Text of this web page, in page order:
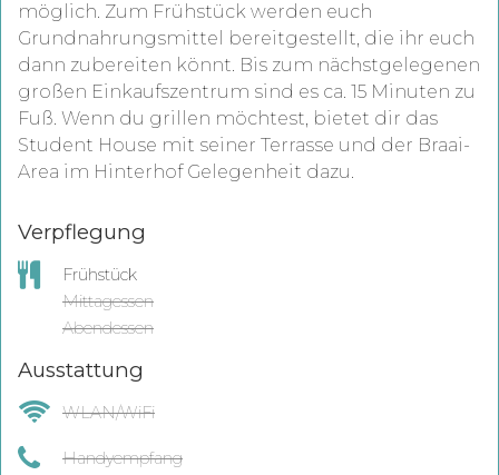
möglich. Zum Frühstück werden euch
Grundnahrungsmittel bereitgestellt, die ihr euch
dann zubereiten könnt. Bis zum nächstgelegenen
großen Einkaufszentrum sind es ca. 15 Minuten zu
Fuß. Wenn du grillen möchtest, bietet dir das
Student House mit seiner Terrasse und der Braai-
Area im Hinterhof Gelegenheit dazu.
Verpflegung
Frühstück
Mittagessen
Abendessen
Ausstattung
WLAN/WiFi
Handyempfang